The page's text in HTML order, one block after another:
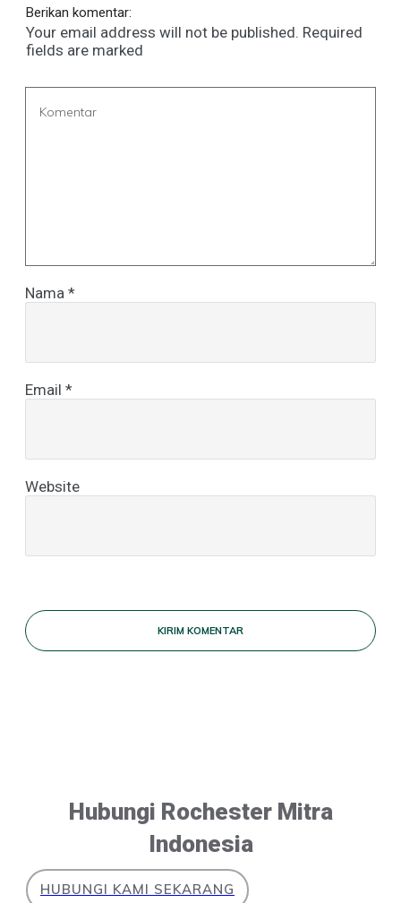
Berikan komentar:
Your email address will not be published. Required
fields are marked
Nama *
Email *
Website
KIRIM KOMENTAR
Hubungi Rochester Mitra
Indonesia
HUBUNGI KAMI SEKARANG